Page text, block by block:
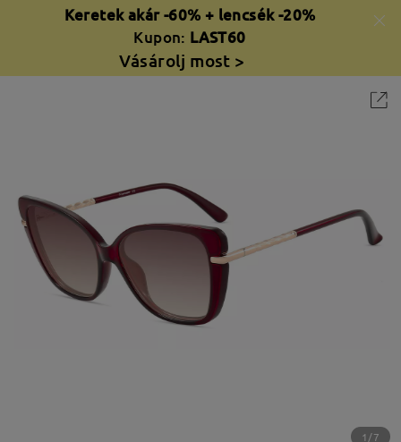
Keretek akár -60% + lencsék -20%
Kupon: LAST60
Vásárolj most >
1/7